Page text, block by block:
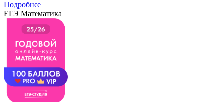
Подробнее
ЕГЭ Математика